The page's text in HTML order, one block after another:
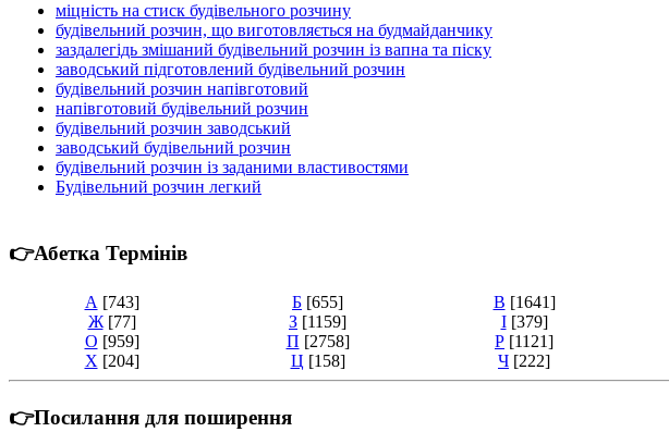
міцність на стиск будівельного розчину
будівельний розчин, що виготовляється на будмайданчику
заздалегідь змішаний будівельний розчин із вапна та піску
заводський підготовлений будівельний розчин
будівельний розчин напівготовий
напівготовий будівельний розчин
будівельний розчин заводський
заводський будівельний розчин
будівельний розчин із заданими властивостями
Будівельний розчин легкий
👉Абетка Термінів
А [743] Б [655] В [1641]
Ж [77] З [1159] І [379]
О [959] П [2758] Р [1121]
Х [204] Ц [158] Ч [222]
👉Посилання для поширення